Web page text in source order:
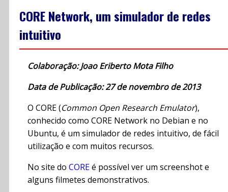
CORE Network, um simulador de redes
intuitivo
Colaboração: Joao Eriberto Mota Filho
Data de Publicação: 27 de novembro de 2013
O CORE (Common Open Research Emulator),
conhecido como CORE Network no Debian e no
Ubuntu, é um simulador de redes intuitivo, de fácil
utilização e com muitos recursos.
No site do COREé possível ver um screenshot e
alguns filmetes demonstrativos.